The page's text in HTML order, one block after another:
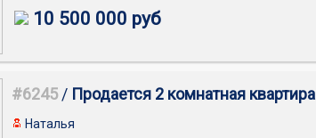
10 500 000 руб
#6245 / Продается 2 комнатная квартира
Наталья